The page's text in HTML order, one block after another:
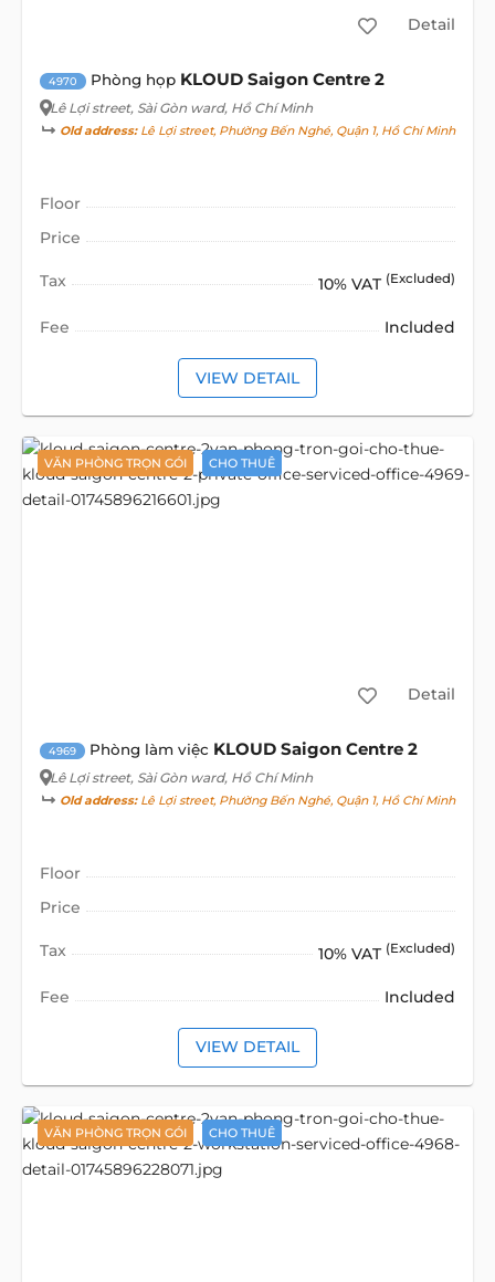
Detail
4970 Phòng họp KLOUD Saigon Centre 2
Lê Lợi street, Sài Gòn ward, Hồ Chí Minh
Old address:Lê Lợi street, Phường Bến Nghé, Quận 1, Hồ Chí Minh
Floor
Price
Tax 10% VAT (Excluded)
Fee Included
VIEW DETAIL
VĂN PHÒNG TRỌN GÓI CHO THUÊ
Detail
4969 Phòng làm việc KLOUD Saigon Centre 2
Lê Lợi street, Sài Gòn ward, Hồ Chí Minh
Old address:Lê Lợi street, Phường Bến Nghé, Quận 1, Hồ Chí Minh
Floor
Price
Tax 10% VAT (Excluded)
Fee Included
VIEW DETAIL
VĂN PHÒNG TRỌN GÓI CHO THUÊ